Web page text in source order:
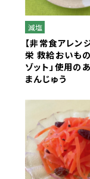
全学栄
全学栄
全学栄
り）
減塩
【非常食アレン
栄 救給おいも
ゾット」使用の
まんじゅう